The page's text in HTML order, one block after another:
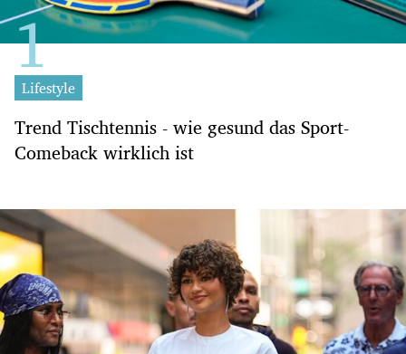
Lifestyle
Trend Tischtennis - wie gesund das Sport-
Comeback wirklich ist